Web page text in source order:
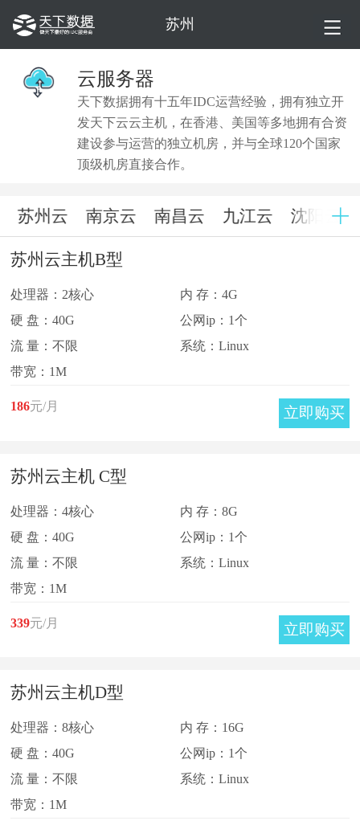
苏州
云服务器
天下数据拥有十五年IDC运营经验，拥有独立开
发天下云云主机，在香港、美国等多地拥有合资
建设参与运营的独立机房，并与全球120个国家
顶级机房直接合作。
苏州云 南京云 南昌云 九江云 沈阳云
苏州云主机B型
处理器：2核心
硬 盘：40G
流 量：不限
带宽：1M
内 存：4G
公网ip：1个
系统：Linux
186元/月 立即购买
苏州云主机 C型
处理器：4核心
硬 盘：40G
流 量：不限
带宽：1M
内 存：8G
公网ip：1个
系统：Linux
339元/月 立即购买
苏州云主机D型
处理器：8核心
硬 盘：40G
流 量：不限
带宽：1M
内 存：16G
公网ip：1个
系统：Linux